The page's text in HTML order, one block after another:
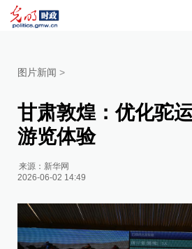
图片新闻 >
甘肃敦煌：优化驼
游览体验
来源： 新华网
2026-06-02 14:49